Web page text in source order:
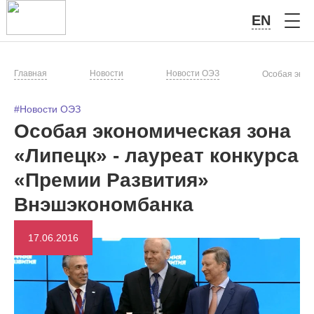
EN
Главная Новости Новости ОЭЗ Особая
#Новости ОЭЗ
Особая экономическая зона
«Липецк» - лауреат конкурса
«Премии Развития»
Внэшэкономбанка
17.06.2016